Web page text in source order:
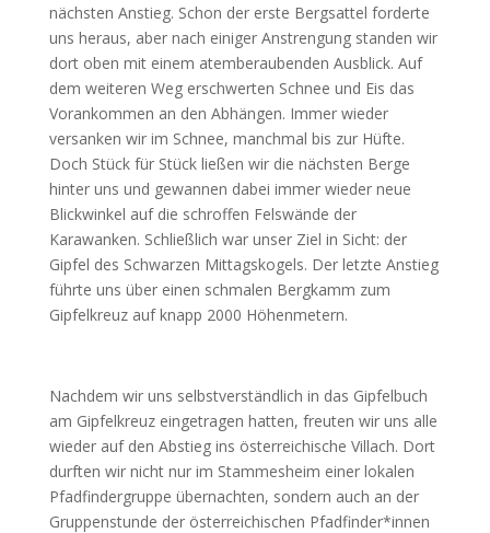
nächsten Anstieg. Schon der erste Bergsattel forderte
uns heraus, aber nach einiger Anstrengung standen wir
dort oben mit einem atemberaubenden Ausblick. Auf
dem weiteren Weg erschwerten Schnee und Eis das
Vorankommen an den Abhängen. Immer wieder
versanken wir im Schnee, manchmal bis zur Hüfte.
Doch Stück für Stück ließen wir die nächsten Berge
hinter uns und gewannen dabei immer wieder neue
Blickwinkel auf die schroffen Felswände der
Karawanken. Schließlich war unser Ziel in Sicht: der
Gipfel des Schwarzen Mittagskogels. Der letzte Anstieg
führte uns über einen schmalen Bergkamm zum
Gipfelkreuz auf knapp 2000 Höhenmetern.
Nachdem wir uns selbstverständlich in das Gipfelbuch
am Gipfelkreuz eingetragen hatten, freuten wir uns alle
wieder auf den Abstieg ins österreichische Villach. Dort
durften wir nicht nur im Stammesheim einer lokalen
Pfadfindergruppe übernachten, sondern auch an der
Gruppenstunde der österreichischen Pfadfinder*innen